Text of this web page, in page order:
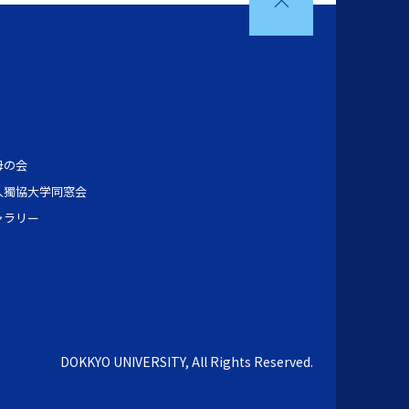
の会
協大学同窓会
リー
DOKKYO UNIVERSITY, All Rights Reserved.